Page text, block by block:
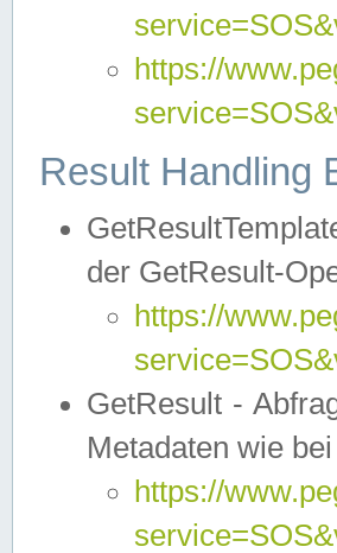
https://
Result Handling
der GetResult-
https://
GetResult -
Metadaten wie
https://